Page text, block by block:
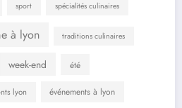
sport spécialités culinaires
à lyon traditions culinaires
week-end été
lyon événements à lyon